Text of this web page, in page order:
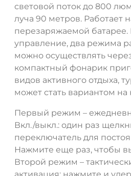
световой поток до 800
луча 90 метров. Работает
перезаряжаемой батарее.
управление, два режима
можно осуществлять
компактный фонарик
видов активного отдыха,
может стать вариантом
Первый режим –
Вкл./выкл.: один раз
переключатель для
Нажмите еще раз, чтобы
Второй режим –